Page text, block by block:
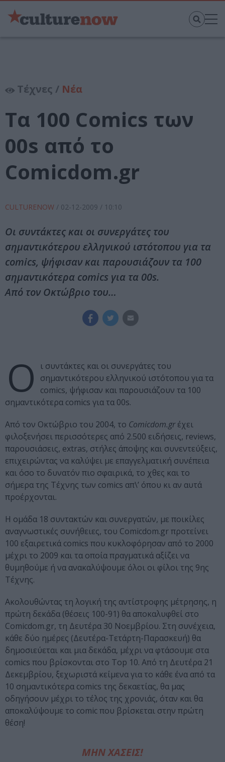
Τέχνες / Νέα
Tα 100 Comics των
00s από το
Comicdom.gr
CULTURENOW / 02-12-2009 / 10:10
Οι συντάκτες και οι συνεργάτες του
σημαντικότερου ελληνικού ιστότοπου για τα
comics, ψήφισαν και παρουσιάζουν τα 100
σημαντικότερα comics για τα 00s.
Από τον Οκτώβριο του…
Ο
ι συντάκτες και οι συνεργάτες του
σημαντικότερου ελληνικού ιστότοπου για τα
comics, ψήφισαν και παρουσιάζουν τα 100
σημαντικότερα comics για τα 00s.
Από τον Οκτώβριο του 2004, το Comicdom.grέχει
φιλοξενήσει περισσότερες από 2.500 ειδήσεις, reviews,
παρουσιάσεις, extras, στήλες άποψης και συνεντεύξεις,
επιχειρώντας να καλύψει με επαγγελματική συνέπεια
και όσο το δυνατόν πιο σφαιρικά, το χθες και το
σήμερα της Tέχνης των comics απ\’ όπου κι αν αυτά
προέρχονται.
Η ομάδα 18 συντακτών και συνεργατών, με ποικίλες
αναγνωστικές συνήθειες, του Comicdom.gr προτείνει
100 εξαιρετικά comics που κυκλοφόρησαν από το 2000
μέχρι το 2009 και τα οποία πραγματικά αξίζει να
θυμηθούμε ή να ανακαλύψουμε όλοι οι φίλοι της 9ης
Τέχνης.
Ακολουθώντας τη λογική της αντίστροφης μέτρησης, η
πρώτη δεκάδα (θέσεις 100-91) θα αποκαλυφθεί στο
Comicdom.gr, τη Δευτέρα 30 Νοεμβρίου. Στη συνέχεια,
κάθε δύο ημέρες (Δευτέρα-Τετάρτη-Παρασκευή) θα
δημοσιεύεται και μια δεκάδα, μέχρι να φτάσουμε στα
comics που βρίσκονται στο Top 10. Από τη Δευτέρα 21
Δεκεμβρίου, ξεχωριστά κείμενα για το κάθε ένα από τα
10 σημαντικότερα comics της δεκαετίας, θα μας
οδηγήσουν μέχρι το τέλος της χρονιάς, όταν και θα
αποκαλύψουμε το comic που βρίσκεται στην πρώτη
θέση!
ΜΗΝ ΧΑΣΕΙΣ!